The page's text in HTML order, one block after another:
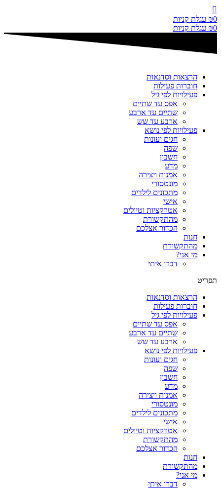
דלג
לתוכן
₪0
עגלת קניות
₪0 עגלת קניות
הרצאות וסדנאות
חוברות פעילות
פעילויות לפי גיל
אפס עד שתיים
שתיים עד ארבע
ארבע עד שש
פעילויות לפי נושא
חגים ועונות
שפה
חשבון
מדע
אמנות ויצירה
מונטסורי
מתכונים לילדים
אישי
אטרקציות וטיולים
מהתקשורת
הכדור אצלכם
חנות
מהתקשורת
מי אני?
דברו איתי
תפריט
הרצאות וסדנאות
חוברות פעילות
פעילויות לפי גיל
אפס עד שתיים
שתיים עד ארבע
ארבע עד שש
פעילויות לפי נושא
חגים ועונות
שפה
חשבון
מדע
אמנות ויצירה
מונטסורי
מתכונים לילדים
אישי
אטרקציות וטיולים
מהתקשורת
הכדור אצלכם
חנות
מהתקשורת
מי אני?
דברו איתי